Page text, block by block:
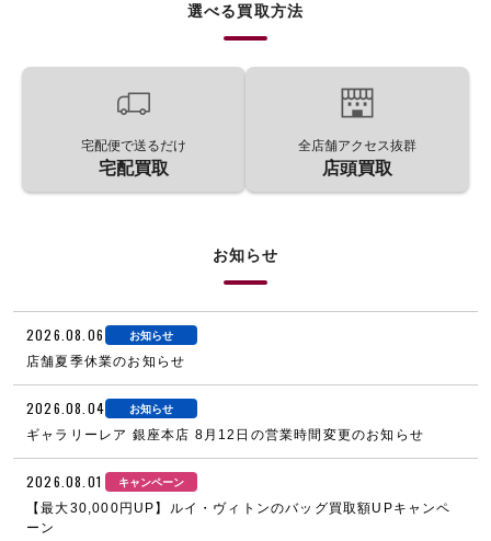
選べる買取方法
宅配便で送るだけ
宅配買取
全店舗アクセス抜群
店頭買取
お知らせ
2026.08.06 お知らせ
店舗夏季休業のお知らせ
2026.08.04 お知らせ
ギャラリーレア 銀座本店 8月12日の営業時間変更のお知らせ
2026.08.01 キャンペーン
【最大30,000円UP】ルイ・ヴィトンのバッグ買取額UPキャンペ
ーン